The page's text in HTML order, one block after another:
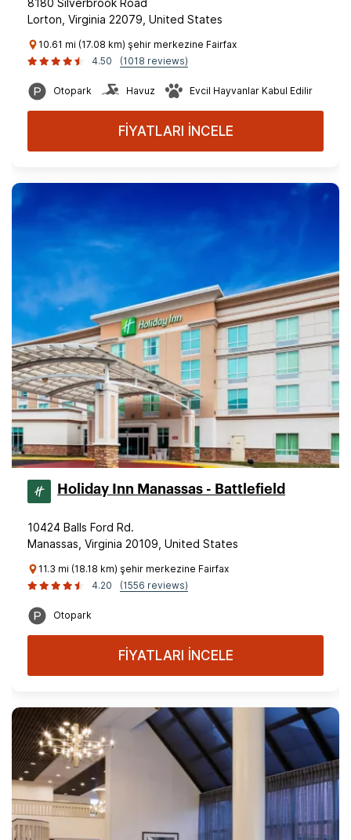
8180 Silverbrook Road
Lorton, Virginia 22079, United States
10.61 mi (17.08 km) şehir merkezine Fairfax
4.50
(1018 reviews)
Otopark Havuz Evcil Hayvanlar Kabul Edilir
FİYATLARI İNCELE
Holiday Inn Manassas - Battlefield
10424 Balls Ford Rd.
Manassas, Virginia 20109, United States
11.3 mi (18.18 km) şehir merkezine Fairfax
4.20
(1556 reviews)
Otopark
FİYATLARI İNCELE